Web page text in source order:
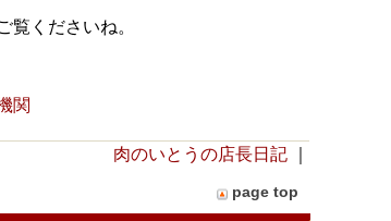
覧くださいね。
関
肉のいとうの店長日記
page top